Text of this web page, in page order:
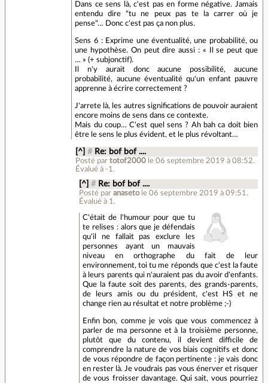
Dans ce sens là, c'est pas en forme négative. Jamais
entendu dire "tu ne peux pas te la carrer où je
pense"… Donc c'est pas ça non plus.
Sens 6 : Exprime une éventualité, une probabilité, ou
une hypothèse. On peut dire aussi : « Il se peut que
… » (+ subjonctif).
Il n'y aurait donc aucune possibilité, aucune
probabilité, aucune éventualité qu'un enfant pauvre
apprenne à écrire correctement ?
J'arrete là, les autres significations de pouvoir auraient
encore moins de sens dans ce contexte.
Mais du coup… C'est quel sens ? Ah bah ca doit bien
être le sens le plus évident, et le plus révoltant…
[^] # Re: bof bof ....
Posté par totof2000 le 06 septembre 2019 à 08:52.
Évalué à -1 .
[^] # Re: bof bof ....
Posté paranaseto le 06 septembre 2019 à 09:51 .
Évalué à 1 .
C'était de l'humour pour que tu
te relises : alors que je défendais
qu'il ne fallait pas exclure les
personnes ayant un mauvais
niveau en orthographe du fait de leur
environnement, toi tu me réponds que c'est la faute
à leurs parents qui n'auraient pas du avoir d'enfants.
Que la faute soit des parents, des grands-parents,
de leurs amis ou du président, c'est HS et ne
change rien au résultat et notre problème ;-)
Enfin bon, comme je vois que vous commencez à
parler de ma personne et à la troisième personne,
plutôt que du contenu, il devient difficile de
comprendre la nature de vos biais cognitifs et donc
de vous répondre de façon pertinente : je vais donc
en rester là. Je voudrais pas vous énerver et risquer
de vous froisser davantage. Qui sait, vous pourriez